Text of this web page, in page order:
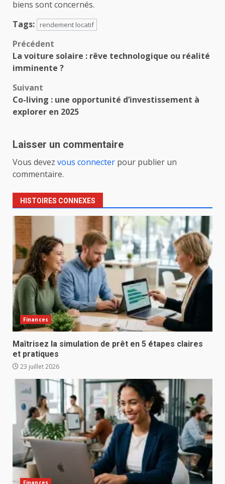
biens sont concernés.
Tags:
rendement locatif
Navigation
d’article
Précédent
La voiture solaire : rêve technologique ou réalité
imminente ?
Suivant
Co-living : une opportunité d’investissement à
explorer en 2025
Laisser un commentaire
Vous devez vous connecter pour publier un
commentaire.
HISTOIRES CONNEXES
Finances
Maîtrisez la simulation de prêt en 5 étapes claires
et pratiques
23 juillet 2026